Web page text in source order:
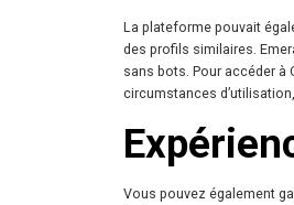
La plateforme pouvait
des profils similaires.
sans bots. Pour accéder à
circumstances
Vous pouvez également